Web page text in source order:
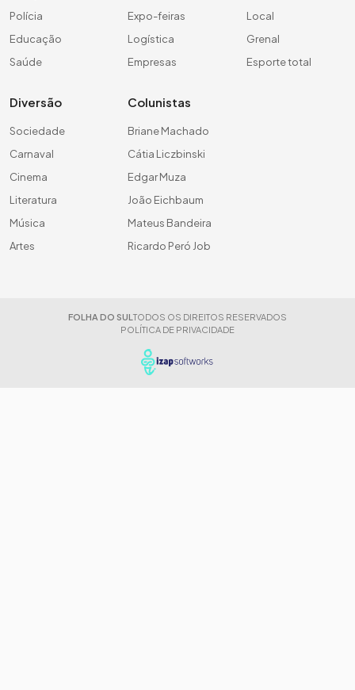
Polícia
Educação
Saúde
Expo-feiras
Logística
Empresas
Local
Grenal
Esporte total
Diversão
Sociedade
Carnaval
Cinema
Literatura
Música
Artes
Colunistas
Briane Machado
Cátia Liczbinski
Edgar Muza
João Eichbaum
Mateus Bandeira
Ricardo Peró Job
FOLHA DO SUL TODOS OS DIREITOS RESERVADOS
POLÍTICA DE PRIVACIDADE